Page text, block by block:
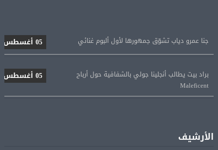
Maleficent
استقبال جماهيرى حاشد لمحمد صلاح لدى وصوله إلى تركيا
الأرشيف